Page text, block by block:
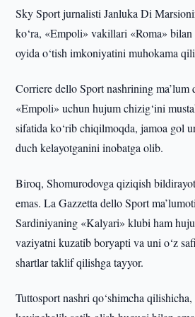
Sky Sport jurnalisti Janluka Di
ko‘ra, «Empoli» vakillari «Roma»
oyida o‘tish imkoniyatini muhokama
Corriere dello Sport nashrining
«Empoli» uchun hujum chizig‘ini
sifatida ko‘rib chiqilmoqda, jamoa gol
duch kelayotganini inobatga olib.
Biroq, Shomurodovga qiziqish
emas. La Gazzetta dello Sport
Sardiniyaning «Kalyari» klubi ham
vaziyatni kuzatib boryapti va uni o‘z
shartlar taklif qilishga tayyor.
Tuttosport nashri qo‘shimcha qilishicha,